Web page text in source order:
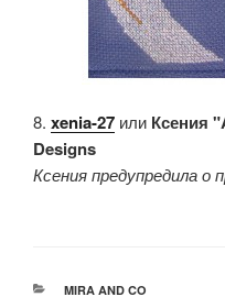
8. xenia-27 или Ксения
Designs
Ксения предупредила о
РУБРИКИ
MIRA AND CO